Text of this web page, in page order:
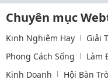
Chuyên mục
Kinh Nghiệm Hay Giải
Phong Cách Sống
Làm
Kinh Doanh
Hội Bàn